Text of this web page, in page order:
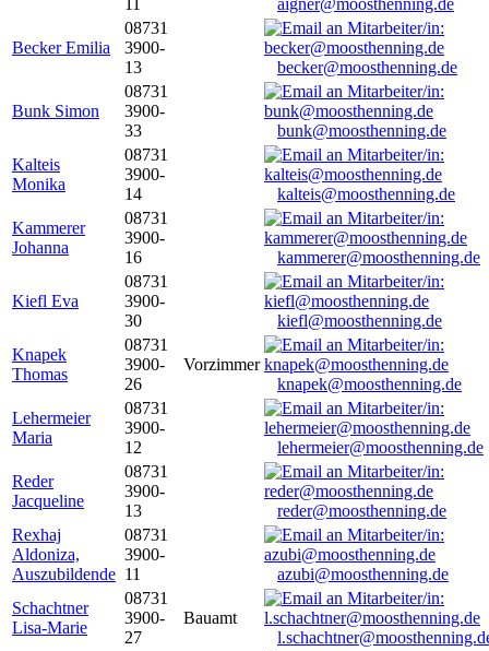
aigner@moosthenning.de
Becker Emilia
08731
3900-
13
becker@moosthenning.de
Bunk Simon
08731
3900-
33
bunk@moosthenning.de
Kalteis
Monika
08731
3900-
14
kalteis@moosthenning.de
Kammerer
Johanna
08731
3900-
16
kammerer@moosthenning.de
Kiefl Eva
08731
3900-
30
kiefl@moosthenning.de
Knapek
Thomas
08731
3900-
26
Vorzimmer
knapek@moosthenning.de
Lehermeier
Maria
08731
3900-
12
lehermeier@moosthenning.de
Reder
Jacqueline
08731
3900-
13
reder@moosthenning.de
Rexhaj
Aldoniza,
Auszubildende
08731
3900-
11
azubi@moosthenning.de
Schachtner
Lisa-Marie
08731
3900-
27
Bauamt